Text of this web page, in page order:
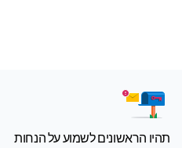
תהיו הראשונים לשמוע על הנחות